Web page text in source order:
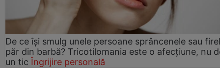
De ce își smulg unele persoane sprâncenele sau
păr din barbă? Tricotilomania este o afecțiune, nu
un tic Îngrijire personală